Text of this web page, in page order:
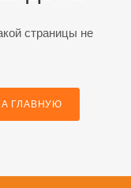
страницы не
ГЛАВНУЮ